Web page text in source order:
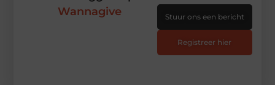
Wannagive
Stuur ons een bericht
Registreer hier